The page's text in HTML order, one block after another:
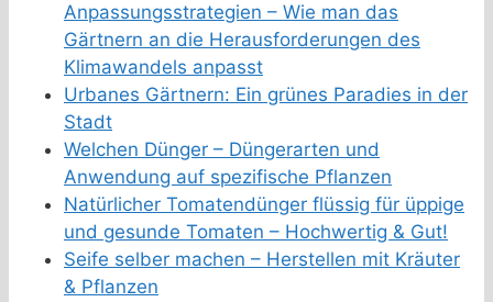
Anpassungsstrategien – Wie man das
Gärtnern an die Herausforderungen des
Klimawandels anpasst
Urbanes Gärtnern: Ein grünes Paradies in der
Stadt
Welchen Dünger – Düngerarten und
Anwendung auf spezifische Pflanzen
Natürlicher Tomatendünger flüssig für üppige
und gesunde Tomaten – Hochwertig & Gut!
Seife selber machen – Herstellen mit Kräuter
& Pflanzen